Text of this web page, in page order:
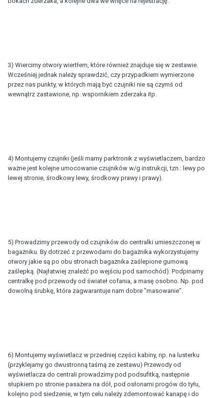
3) Wiercimy otwory wiertłem, które również znajduje się w zestawie.
Wcześniej jednak należy sprawdzić, czy przypadkiem wymierzone
przez nas punkty, w których mają być czujniki nie są czymś od
wewnątrz zastawione, np. wspornikiem zderzaka itp.
4) Montujemy czujniki (jeśli mamy parktronik z wyświetlaczem, bardzo
ważne jest kolejne umocowanie czujników w/g instrukcji, tzn.: lewy po
lewej stronie, środkowy lewy, środkowy prawy i prawy).
5) Prowadzimy przewody od czujników do centralki umieszczonej w
bagażniku. By dotrzeć z przewodami do bagażnika wykorzystujemy
otwory jakie są po obu stronach bagażnika zaślepione gumową
zaślepką. (Najłatwiej znaleźć po wejściu pod samochód). Podpinamy
centralkę pod przewody od świateł cofania, a masę osobno. Np. pod
dowolną śrubkę, która zagwarantuje nam dobre "masowanie".
6) Montujemy wyświetlacz w przedniej części kabiny, np. na lusterku
(przyklejamy go dwustronną taśmą ze zestawu) Przewody od
wyświetlacza do centrali prowadzimy pod podsufitką, następnie
słupkiem po stronie pasażera na dół, pod osłonami progów do tyłu,
kolejno pod siedzenie, w tym celu należy zdemontować kanapę i do